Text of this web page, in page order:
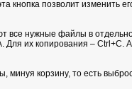
кнопка позволит изменить
все нужные файлы в
их копирования – Ctrl+C.
корзину, то есть